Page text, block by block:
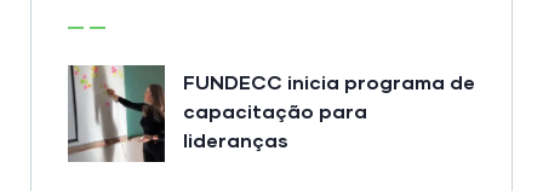
FUNDECC inicia programa de
capacitação para
lideranças